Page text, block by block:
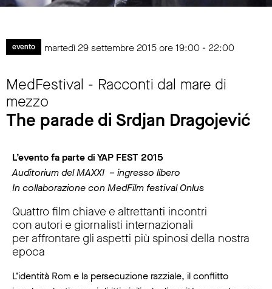
evento martedì 29 settembre 2015 ore 19:00 - 22:00
MedFestival - Racconti dal mare di
mezzo
The parade di Srdjan Dragojević
L’evento fa parte di YAP FEST 2015
Auditorium del MAXXI – ingresso libero
In collaborazione con MedFilm festival Onlus
Quattro film chiave e altrettanti incontri
con autori e giornalisti internazionali
per affrontare gli aspetti più spinosi della nostra
epoca
L’identità Rom e la persecuzione razziale, il conflitto